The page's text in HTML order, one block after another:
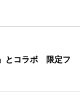
とコラボ 限定フ